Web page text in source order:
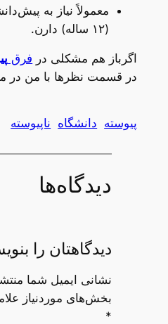
معمولاً نیاز به
(۱۲ ساله) دارن.
اگرباز هم مشکلی در فرق
در قسمت نظرها با من در
پیوسته دانشگاه ناپیوسته
دیدگاه‌ها
دیدگاهتان را
نشانی ایمیل شما
بخش‌های موردنیاز
*